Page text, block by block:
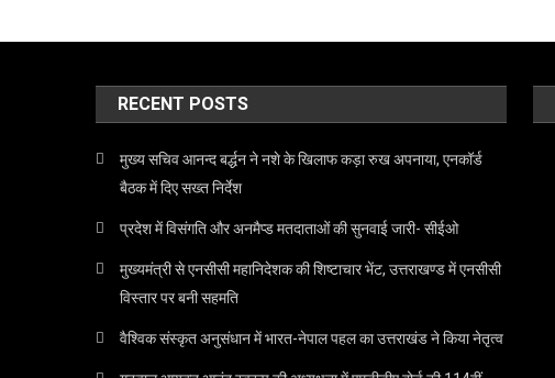
RECENT POSTS
मुख्य सचिव आनन्द बर्द्धन ने नशे के खिलाफ कड़ा रुख अपनाया, एनकॉर्ड
बैठक में दिए सख्त निर्देश
प्रदेश में विसंगति और अनमैप्ड मतदाताओं की सुनवाई जारी- सीईओ
मुख्यमंत्री से एनसीसी महानिदेशक की शिष्टाचार भेंट, उत्तराखण्ड में एनसीसी
विस्तार पर बनी सहमति
वैश्विक संस्कृत अनुसंधान में भारत-नेपाल पहल का उत्तराखंड ने किया नेतृत्व